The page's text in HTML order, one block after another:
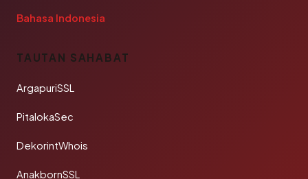
Bahasa Indonesia
TAUTAN SAHABAT
ArgapuriSSL
PitalokaSec
DekorintWhois
AnakbornSSL